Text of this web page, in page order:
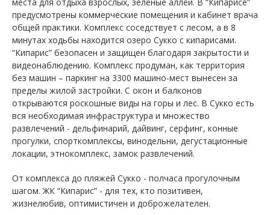
предусмотрены коммерческие помещения и кабинет врача
общей практики. Комплекс соседствует с лесом, а в 8
минутах ходьбы находится озеро Сукко с кипарисами.
“Кипарис” безопасен и защищен благодаря закрытости и
видеонаблюдению. Комплекс продуман, как территория
без машин – паркинг на 3300 машино-мест вынесен за
пределы жилой застройки. С окон и балконов
открываются роскошные виды на горы и лес. В Сукко есть
вся необходимая инфраструктура и множество
развлечений - дельфинарий, дайвинг, серфинг, конные
прогулки, спорткомплексы, винодельни, дегустационные
локации, этнокомплекс, замок развлечений.
От комплекса до пляжей Сукко - полчаса прогулочным
шагом. ЖК “Кипарис” - для тех, кто позитивен,
жизнелюбив, оптимистичен и доброжелателен.